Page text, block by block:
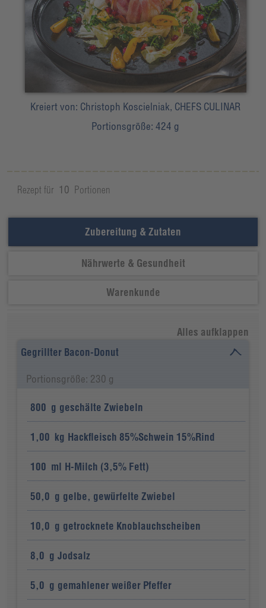
Kreiert von: Christoph Koscielniak, CHEFS CULINAR
Portionsgröße:424 g
Rezept für 10 Portionen
Zubereitung & Zutaten
Nährwerte & Gesundheit
Warenkunde
Alles aufklappen
Gegrillter Bacon-Donut
Portionsgröße: 230 g
800 g geschälte Zwiebeln
1,00 kg Hackfleisch 85%Schwein 15%Rind
100 ml H-Milch (3,5% Fett)
50,0 g gelbe, gewürfelte Zwiebel
10,0 g getrocknete Knoblauchscheiben
8,0 g Jodsalz
5,0 g gemahlener weißer Pfeffer